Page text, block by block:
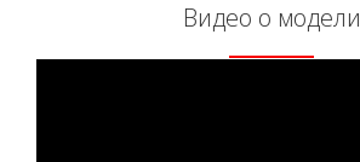
Видео о модели